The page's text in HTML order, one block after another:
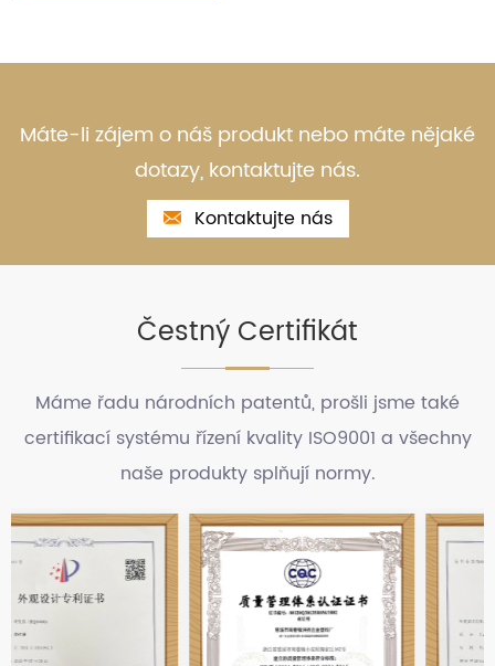
Máte-li zájem o náš produkt nebo máte nějaké
dotazy, kontaktujte nás.
Kontaktujte nás
Čestný Certifikát
Máme řadu národních patentů, prošli jsme také
certifikací systému řízení kvality ISO9001 a všechny
naše produkty splňují normy.